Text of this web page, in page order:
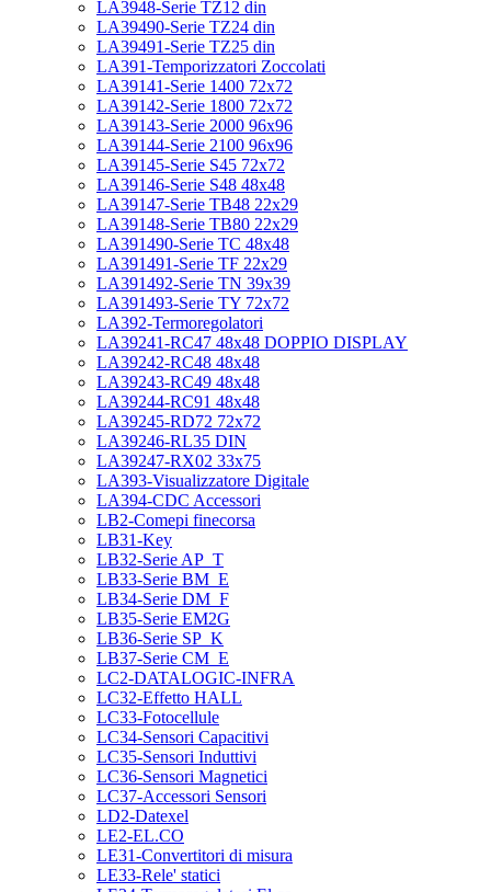
LA3948-Serie TZ12 din
LA39490-Serie TZ24 din
LA39491-Serie TZ25 din
LA391-Temporizzatori Zoccolati
LA39141-Serie 1400 72x72
LA39142-Serie 1800 72x72
LA39143-Serie 2000 96x96
LA39144-Serie 2100 96x96
LA39145-Serie S45 72x72
LA39146-Serie S48 48x48
LA39147-Serie TB48 22x29
LA39148-Serie TB80 22x29
LA391490-Serie TC 48x48
LA391491-Serie TF 22x29
LA391492-Serie TN 39x39
LA391493-Serie TY 72x72
LA392-Termoregolatori
LA39241-RC47 48x48 DOPPIO DISPLAY
LA39242-RC48 48x48
LA39243-RC49 48x48
LA39244-RC91 48x48
LA39245-RD72 72x72
LA39246-RL35 DIN
LA39247-RX02 33x75
LA393-Visualizzatore Digitale
LA394-CDC Accessori
LB2-Comepi finecorsa
LB31-Key
LB32-Serie AP_T
LB33-Serie BM_E
LB34-Serie DM_F
LB35-Serie EM2G
LB36-Serie SP_K
LB37-Serie CM_E
LC2-DATALOGIC-INFRA
LC32-Effetto HALL
LC33-Fotocellule
LC34-Sensori Capacitivi
LC35-Sensori Induttivi
LC36-Sensori Magnetici
LC37-Accessori Sensori
LD2-Datexel
LE2-EL.CO
LE31-Convertitori di misura
LE33-Rele' statici